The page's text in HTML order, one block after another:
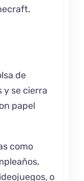
de
y se cierra
papel
como
o